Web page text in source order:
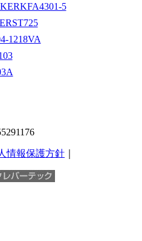
5
1218VA
情報保護方針